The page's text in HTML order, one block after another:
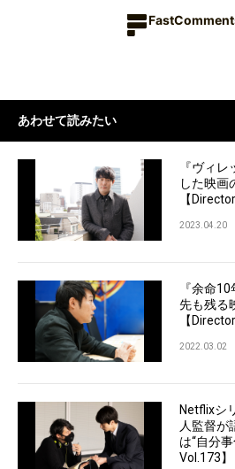
あわせて読みたい
『ヴィ
した映画
【
2023.04.20
『余命
先も残る
【
2022.03.02
Netflixシ
人監督が
は“自分
Vol.173】